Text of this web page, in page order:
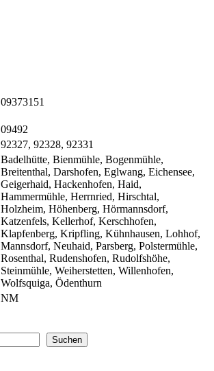
09373151
09492
92327, 92328, 92331
Badelhütte, Bienmühle, Bogenmühle,
Breitenthal, Darshofen, Eglwang, Eichensee,
Geigerhaid, Hackenhofen, Haid,
Hammermühle, Herrnried, Hirschtal,
Holzheim, Höhenberg, Hörmannsdorf,
Katzenfels, Kellerhof, Kerschhofen,
Klapfenberg, Kripfling, Kühnhausen, Lohhof,
Mannsdorf, Neuhaid, Parsberg, Polstermühle,
Rosenthal, Rudenshofen, Rudolfshöhe,
Steinmühle, Weiherstetten, Willenhofen,
Wolfsquiga, Ödenthurn
NM
Suchen